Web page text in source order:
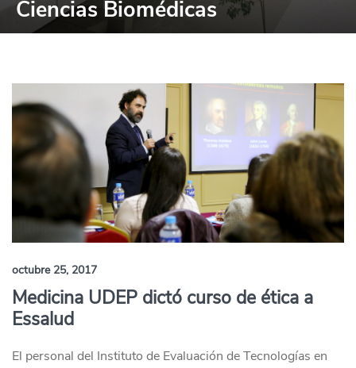
Ciencias Biomédicas
octubre 25, 2017
Medicina UDEP dictó curso de ética a
Essalud
El personal del Instituto de Evaluación de Tecnologías en